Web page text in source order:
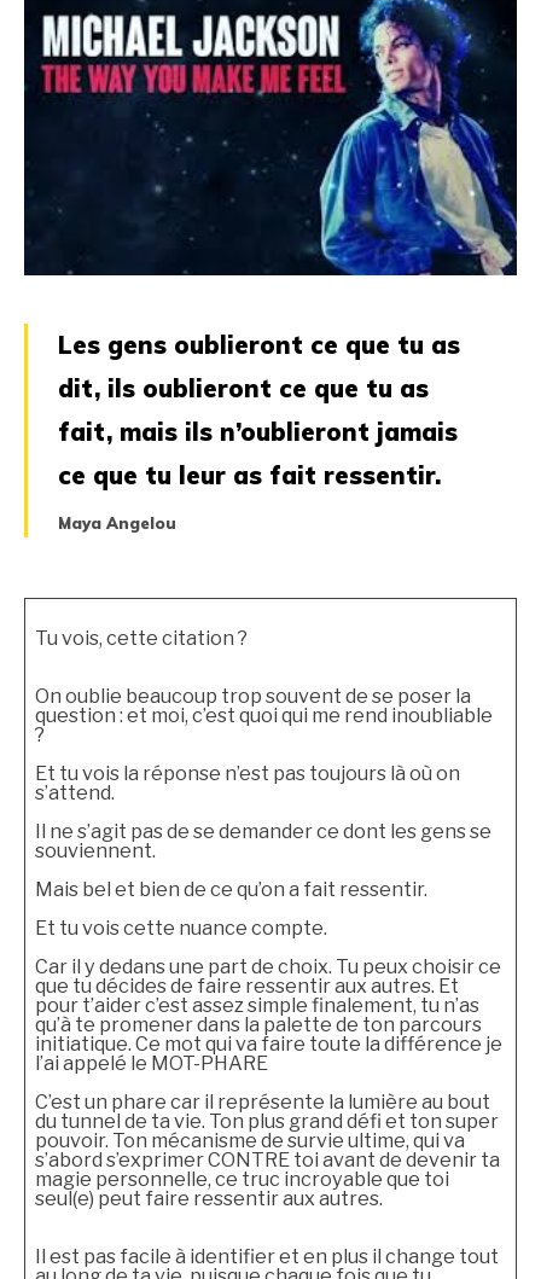
Les gens oublieront ce que tu as
dit, ils oublieront ce que tu as
fait, mais ils n’oublieront jamais
ce que tu leur as fait ressentir.
Maya Angelou
Tu vois, cette citation ?
On oublie beaucoup trop souvent de se poser la
question : et moi, c’est quoi qui me rend inoubliable
?
Et tu vois la réponse n’est pas toujours là où on
s’attend.
Il ne s’agit pas de se demander ce dont les gens se
souviennent.
Mais bel et bien de ce qu’on a fait ressentir.
Et tu vois cette nuance compte.
Car il y dedans une part de choix. Tu peux choisir ce
que tu décides de faire ressentir aux autres. Et
pour t’aider c’est assez simple finalement, tu n’as
qu’à te promener dans la palette de ton parcours
initiatique. Ce mot qui va faire toute la différence je
l’ai appelé le MOT-PHARE
C’est un phare car il représente la lumière au bout
du tunnel de ta vie. Ton plus grand défi et ton super
pouvoir. Ton mécanisme de survie ultime, qui va
s’abord s’exprimer CONTRE toi avant de devenir ta
magie personnelle, ce truc incroyable que toi
seul(e) peut faire ressentir aux autres.
Il est pas facile à identifier et en plus il change tout